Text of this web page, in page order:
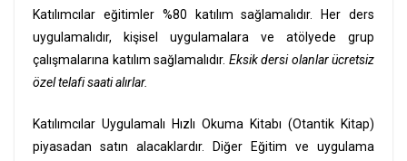
Katılımcılar eğitimler %80 katılım sağlamalıdır. Her ders
uygulamalıdır, kişisel uygulamalara ve atölyede grup
çalışmalarına katılım sağlamalıdır. Eksik dersi olanlar ücretsiz
özel telafi saati alırlar.
Katılımcılar Uygulamalı Hızlı Okuma Kitabı (Otantik Kitap)
piyasadan satın alacaklardır. Diğer Eğitim ve uygulama